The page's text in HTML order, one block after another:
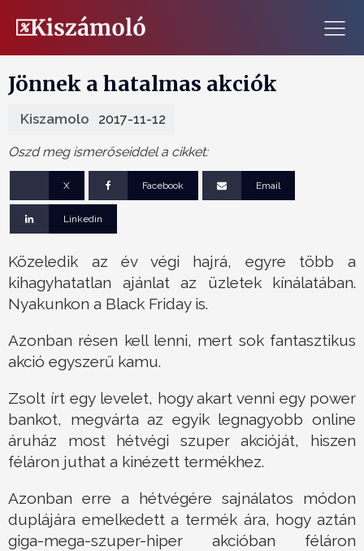
Jönnek a hatalmas akciók
Kiszamolo 2017-11-12
Oszd meg ismerőseiddel a cikket:
X Facebook Email
Linkedin
Közeledik az év végi hajrá, egyre több a
kihagyhatatlan ajánlat az üzletek kínálatában.
Nyakunkon a Black Friday is.
Azonban résen kell lenni, mert sok fantasztikus
akció egyszerű kamu.
Zsolt írt egy levelet, hogy akart venni egy power
bankot, megvárta az egyik legnagyobb online
áruház most hétvégi szuper akcióját, hiszen
féláron juthat a kinézett termékhez.
Azonban erre a hétvégére sajnálatos módon
duplájára emelkedett a termék ára, hogy aztán
giga-mega-szuper-hiper akcióban féláron